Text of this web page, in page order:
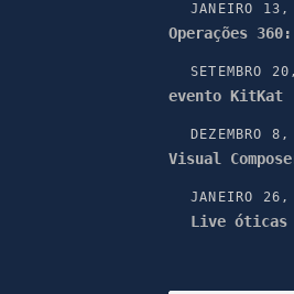
JANEIRO
Operações
SETEMBRO
evento KitKat
DEZEMBRO
Visual
JANEIRO
Live óticas